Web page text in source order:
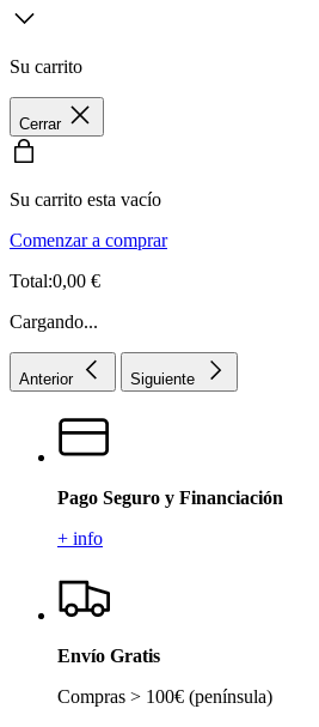
Su carrito
Cerrar
Su carrito esta vacío
Comenzar a comprar
Total:0,00 €
Cargando...
Anterior Siguiente
Pago Seguro y Financiación
+ info
Envío Gratis
Compras > 100€ (península)